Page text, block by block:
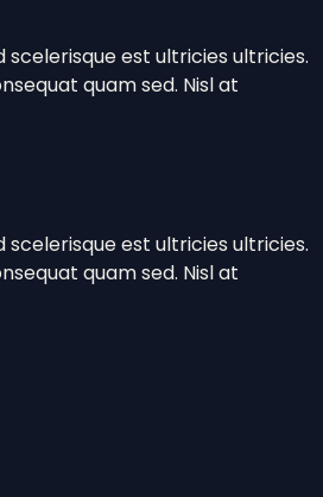
scelerisque est ultricies ultricies.
quam sed. Nisl at
scelerisque est ultricies ultricies.
quam sed. Nisl at